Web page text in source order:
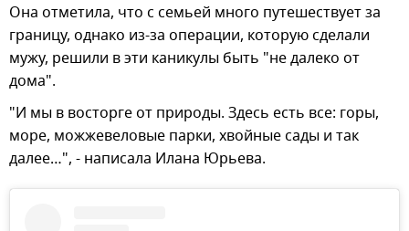
Она отметила, что с семьей много путешествует за
границу, однако из-за операции, которую сделали
мужу, решили в эти каникулы быть "не далеко от
дома".
"И мы в восторге от природы. Здесь есть все: горы,
море, можжевеловые парки, хвойные сады и так
далее…", - написала Илана Юрьева.